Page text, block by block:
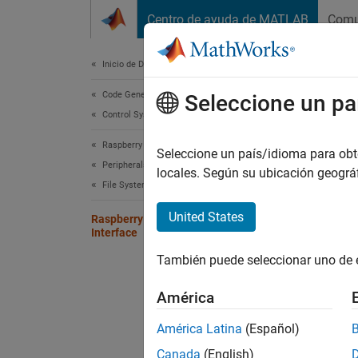
Centro de ayuda de MATLAB
Inicio de Documentación
Code Generation
Control Systems
Raspberry Pi Blockset
Peripherals
File System and Shell Operations
Raspberry Pi Linux Command
Interface
You
is
For
Seleccione un
Seleccione un país/idioma para
locales. Según su ubicación
United States
También puede seleccionar uno
América
América Latina (Español)
Canada (English)